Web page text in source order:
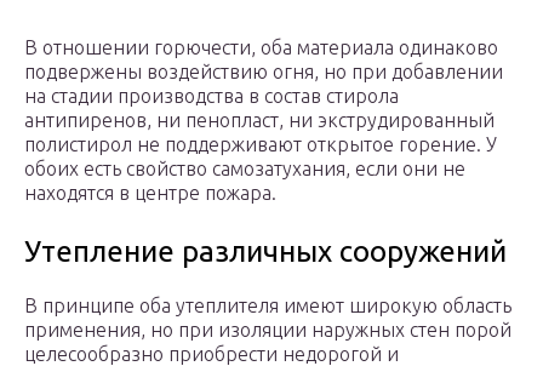
В отношении горючести, оба материала одинаково
подвержены воздействию огня, но при добавлении
на стадии производства в состав стирола
антипиренов, ни пенопласт, ни экструдированный
полистирол не поддерживают открытое горение. У
обоих есть свойство самозатухания, если они не
находятся в центре пожара.
Утепление различных сооружений
В принципе оба утеплителя имеют широкую область
применения, но при изоляции наружных стен порой
целесообразно приобрести недорогой и